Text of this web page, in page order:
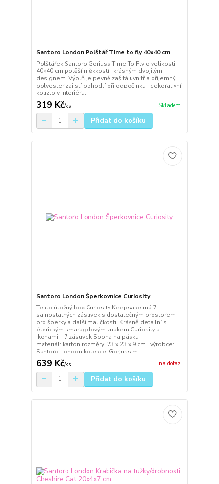
Santoro London Polštář Time to fly 40x40 cm
Polštářek Santoro Gorjuss Time To Fly o velikosti
40×40 cm potěší měkkostí i krásným dvojitým
designem. Výplň je pevně zašitá uvnitř a příjemný
polyester zajistí pohodlí při odpočinku i dekorativní
kouzlo v interiéru.
319 Kč/ks Skladem
Přidat do košíku
Santoro London Šperkovnice Curiosity
Tento úložný box Curiosity Keepsake má 7
samostatných zásuvek s dostatečným prostorem
pro šperky a další maličkosti. Krásně detailní s
éterickým smaragdovým znakem Curiosity a
ikonami. 7 zásuvek Spona na pásku
materiál: karton rozměry: 23 x 23 x 9 cm výrobce:
Santoro London kolekce: Gorjuss m...
639 Kč/ks na dotaz
Přidat do košíku